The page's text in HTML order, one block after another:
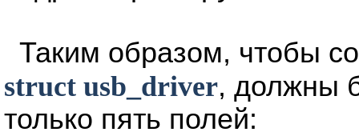
Таким образом, чтобы
struct usb_driver, должны
только пять полей: